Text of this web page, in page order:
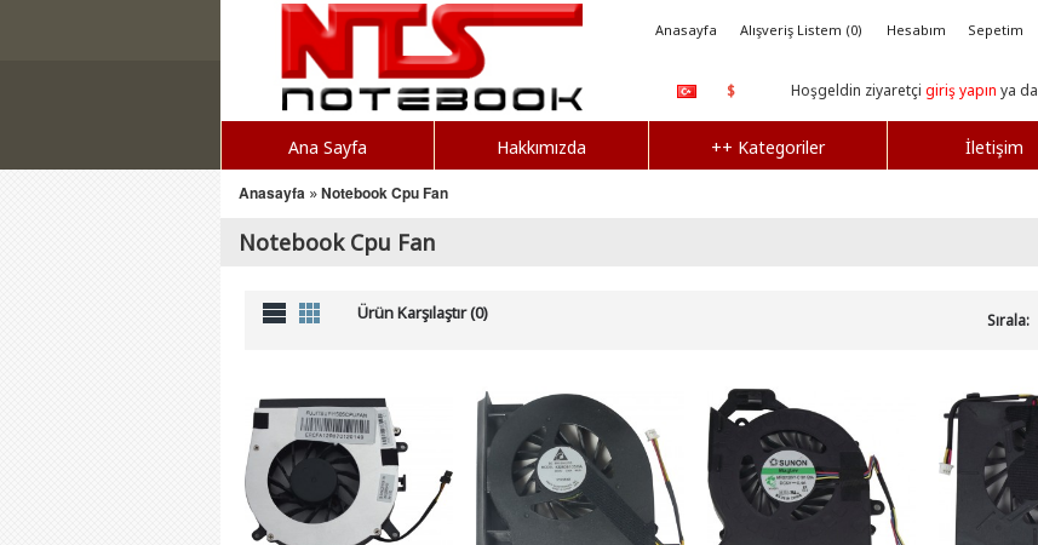
Anasayfa Alışveriş Listem (0) Hesabım Sepetim
$ Hoşgeldin ziyaretçi giriş yapın ya da
Ana Sayfa Hakkımızda ++ Kategoriler İletişim
Anasayfa »Notebook Cpu Fan
Notebook Cpu Fan
Sırala:
Ürün Karşılaştır (0)